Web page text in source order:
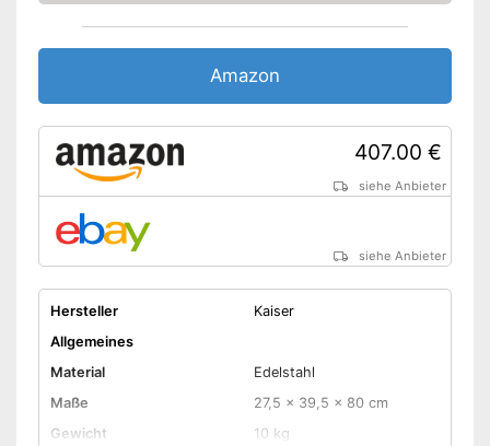
Amazon
407.00 €
siehe Anbieter
siehe Anbieter
Hersteller
Kaiser
Allgemeines
Material
Edelstahl
Maße
27,5 x 39,5 x 80 cm
Gewicht
10 kg